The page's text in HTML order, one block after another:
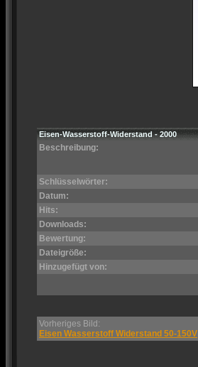
Eisen-Wasserstoff-Widerstand - 2000
Beschreibung:
Schlüsselwörter:
Datum:
Hits:
Downloads:
Bewertung:
Dateigröße:
Hinzugefügt von:
Vorheriges Bild:
Eisen Wasserstoff Widerstand 50-150V